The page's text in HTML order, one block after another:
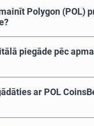
Polygon (POL)
piegāde pēc
ar POL